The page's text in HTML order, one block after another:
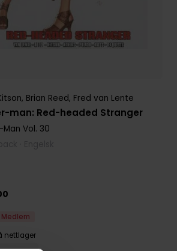
man: Red-headed Stranger
, Brian Reed, Fred van Lente
Man Vol. 30
Medlem
nettlager